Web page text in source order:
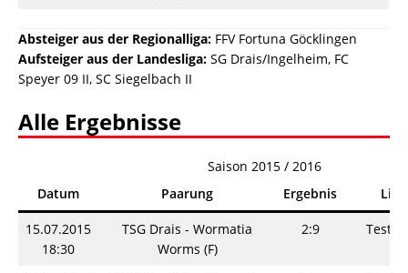
Absteiger aus der Regionalliga: FFV Fortuna Göcklingen
Aufsteiger aus der Landesliga: SG Drais/Ingelheim, FC
Speyer 09 II, SC Siegelbach II
Alle Ergebnisse
Saison 2015 / 2016
Datum
Paarung Ergebnis Liga
15.07.2015
18:30
TSG Drais - Wormatia
Worms (F)
2:9